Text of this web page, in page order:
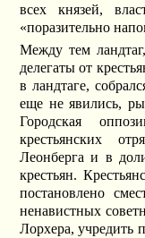
всех князей,
«поразительно
Между тем
делегаты от
в ландтаге,
еще не явились,
Городская
крестьянских
Леонберга и в
крестьян.
постановлено
ненавистных
Лорхера, учредить